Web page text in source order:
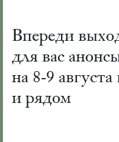
Впереди
для вас
на 8-9
и рядом